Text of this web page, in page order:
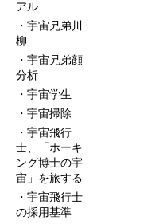
アル
宇宙兄弟川
柳
宇宙兄弟顔
分析
宇宙学生
宇宙掃除
宇宙飛行
士、「ホーキ
ング博士の宇
宙」を旅する
宇宙飛行士
の採用基準